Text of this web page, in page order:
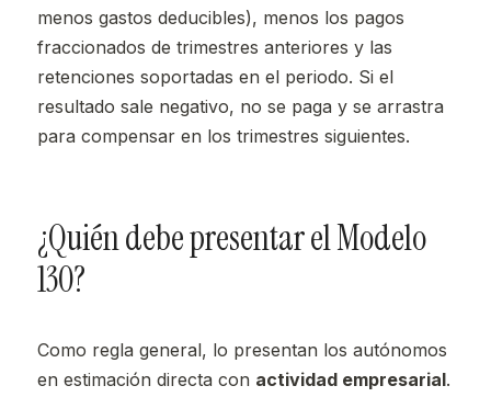
menos gastos deducibles), menos los pagos
fraccionados de trimestres anteriores y las
retenciones soportadas en el periodo. Si el
resultado sale negativo, no se paga y se arrastra
para compensar en los trimestres siguientes.
¿Quién debe presentar el Modelo
130?
Como regla general, lo presentan los autónomos
en estimación directa con actividad empresarial.